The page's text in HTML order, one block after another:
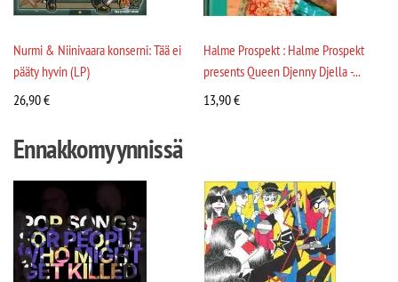
Nurmi & Niinivaara konserni: Tää ei
pääty hyvin (LP)
26,90€
Halme Prospekt : Halme Prospekt
presents Queen Djenny Djella -...
13,90€
Ennakkomyynnissä